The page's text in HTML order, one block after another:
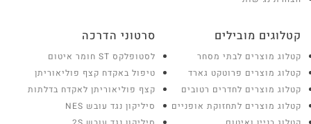
קטלוגים מובילים
קטלוג מוצרים לבתי מסחר
קטלוג מוצרים פרוטקט גארד
קטלוג מוצרים לחדרים רטובים
קטלוג מוצרים לתחזוקת אופניים
סרטוני הדרכה
לסטופלקס ST חומר איטום
טיפול באקדח קצף פוליאוריתן
קצף פוליאוריתן לאקדח בדלתות
סיליקון נגד עובש NES